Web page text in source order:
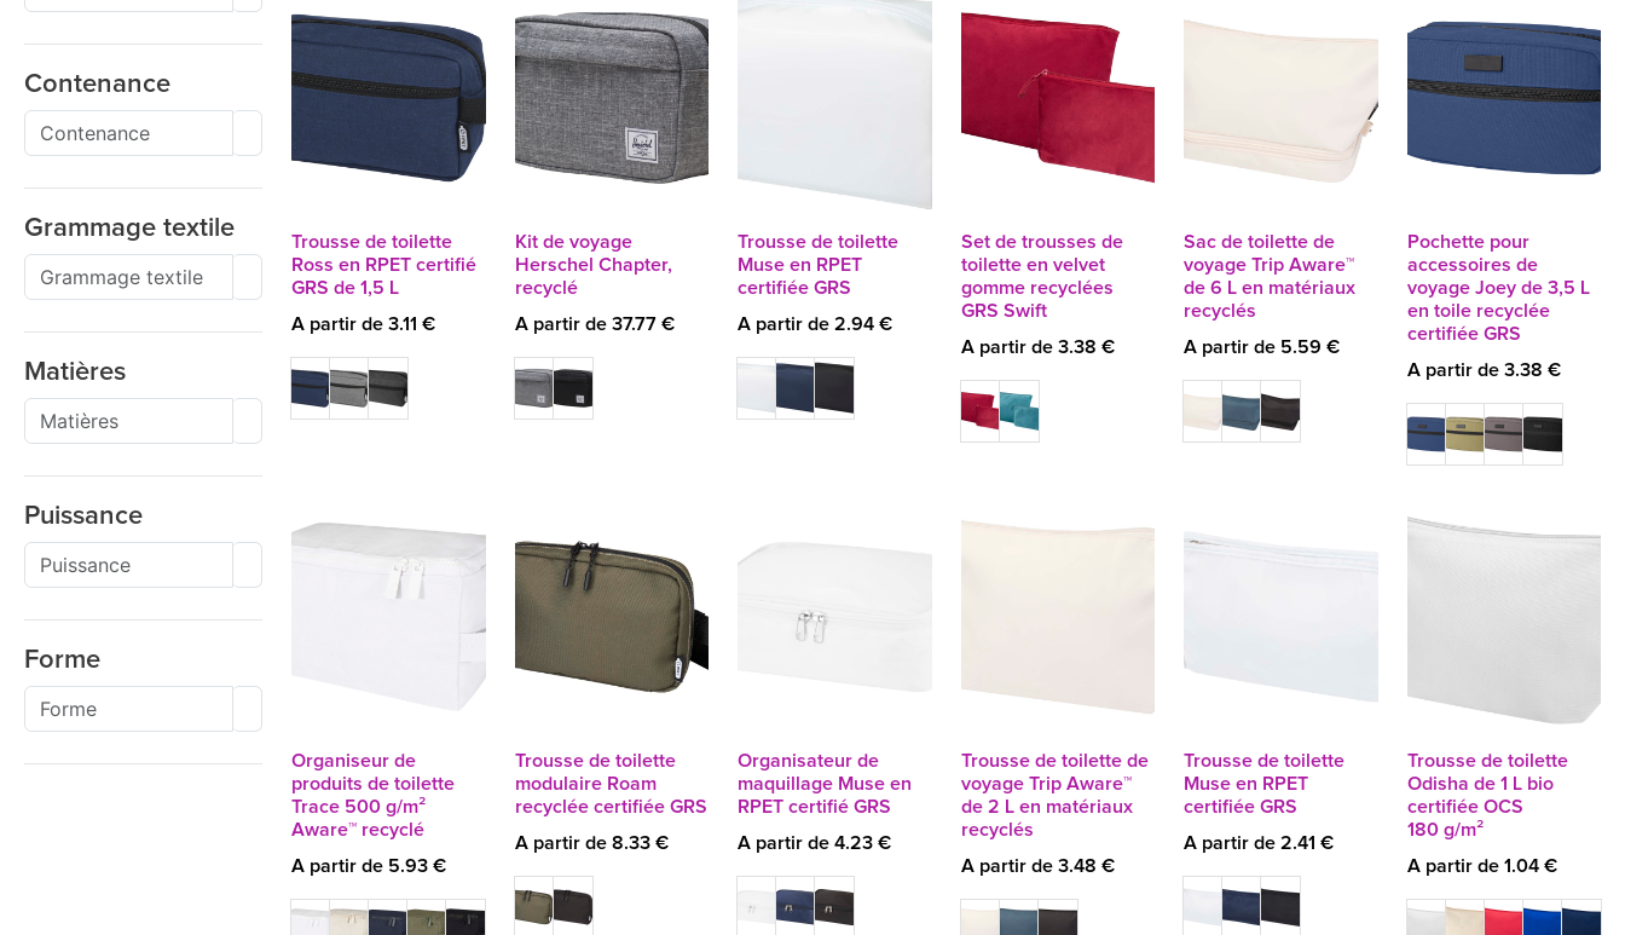
Contenance
Grammage textile
Matières
Puissance
Forme
Trousse de toilette
Ross en RPET certifié
GRS de 1,5 L
A partir de 3.11 €
Kit de voyage
Herschel Chapter,
recyclé
A partir de 37.77 €
Trousse de toilette
Muse en RPET
certifiée GRS
A partir de 2.94 €
Set de trousses de
toilette en velvet
gomme recyclées
GRS Swift
A partir de 3.38 €
Sac de toilette de
voyage Trip Aware™
de 6 L en matériaux
recyclés
A partir de 5.59 €
Pochette pour
accessoires de
voyage Joey de 3,5 L
en toile recyclée
certifiée GRS
A partir de 3.38 €
Organiseur de
produits de toilette
Trace 500 g/m²
Aware™ recyclé
A partir de 5.93 €
Trousse de toilette
modulaire Roam
recyclée certifiée GRS
A partir de 8.33 €
Organisateur de
maquillage Muse en
RPET certifié GRS
A partir de 4.23 €
Trousse de toilette de
voyage Trip Aware™
de 2 L en matériaux
recyclés
A partir de 3.48 €
Trousse de toilette
Muse en RPET
certifiée GRS
A partir de 2.41 €
Trousse de toilette
Odisha de 1 L bio
certifiée OCS
180 g/m²
A partir de 1.04 €